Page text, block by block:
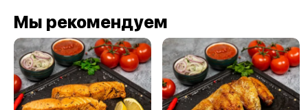
Мы рекомендуем